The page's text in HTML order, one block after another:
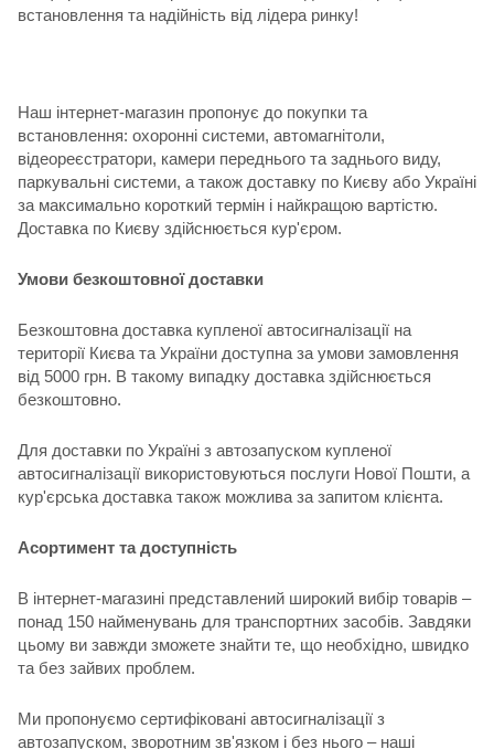
встановлення та надійність від лідера ринку!
Наш інтернет-магазин пропонує до покупки та
встановлення: охоронні системи, автомагнітоли,
відеореєстратори, камери переднього та заднього виду,
паркувальні системи, а також доставку по Києву або Україні
за максимально короткий термін і найкращою вартістю.
Доставка по Києву здійснюється кур'єром.
Умови безкоштовної доставки
Безкоштовна доставка купленої автосигналізації на
території Києва та України доступна за умови замовлення
від 5000 грн. В такому випадку доставка здійснюється
безкоштовно.
Для доставки по Україні з автозапуском купленої
автосигналізації використовуються послуги Нової Пошти, а
кур'єрська доставка також можлива за запитом клієнта.
Асортимент та доступність
В інтернет-магазині представлений широкий вибір товарів –
понад 150 найменувань для транспортних засобів. Завдяки
цьому ви завжди зможете знайти те, що необхідно, швидко
та без зайвих проблем.
Ми пропонуємо сертифіковані автосигналізації з
автозапуском, зворотним зв'язком і без нього – наші